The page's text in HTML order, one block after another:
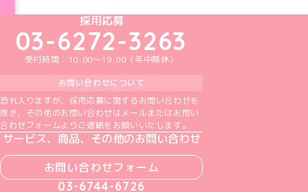
めいどりーみんTikTok公式アカウント
めいどりーみんX公式アカウント
めいどりーみんInstagram公式アカウント
めいどりーみんFacebook公式アカウン
めいどりーみんYouTube公式アカ
採用応募
03-6272-3263
受付時間：10:00～19:00（年中無休）
お問い合わせについて
恐れ入りますが、採用応募に関するお問い合わせを
除き、その他のお問い合わせはメールまたはお問い
合わせフォームよりご連絡をお願いいたします。
サービス、商品、その他のお問い合わせ
お問い合わせフォーム
03-6744-6726